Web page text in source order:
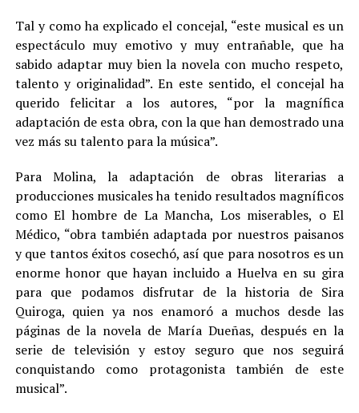
Tal y como ha explicado el concejal, “este musical es un
espectáculo muy emotivo y muy entrañable, que ha
sabido adaptar muy bien la novela con mucho respeto,
talento y originalidad”. En este sentido, el concejal ha
querido felicitar a los autores, “por la magnífica
adaptación de esta obra, con la que han demostrado una
vez más su talento para la música”.
Para Molina, la adaptación de obras literarias a
producciones musicales ha tenido resultados magníficos
como El hombre de La Mancha, Los miserables, o El
Médico, “obra también adaptada por nuestros paisanos
y que tantos éxitos cosechó, así que para nosotros es un
enorme honor que hayan incluido a Huelva en su gira
para que podamos disfrutar de la historia de Sira
Quiroga, quien ya nos enamoró a muchos desde las
páginas de la novela de María Dueñas, después en la
serie de televisión y estoy seguro que nos seguirá
conquistando como protagonista también de este
musical”.